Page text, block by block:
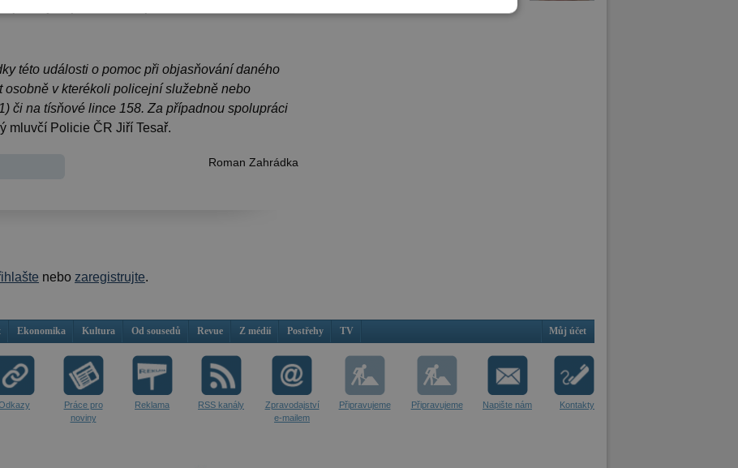
na parkovišti v Topolské ulici. Foto: Policie ČR
této události o pomoc při objasňování daného
osobně v kterékoli policejní služebně nebo
či na tísňové lince 158. Za případnou spolupráci
mluvčí Policie ČR Jiří Tesař.
Roman Zahrádka
nebo zaregistrujte.
Ekonomika Kultura Od sousedů Revue Z médií Postřehy TV Můj účet
Práce pro
noviny
Reklama RSS kanály
Zpravodajství
e-mailem
Připravujeme Připravujeme Napište nám Kontakty